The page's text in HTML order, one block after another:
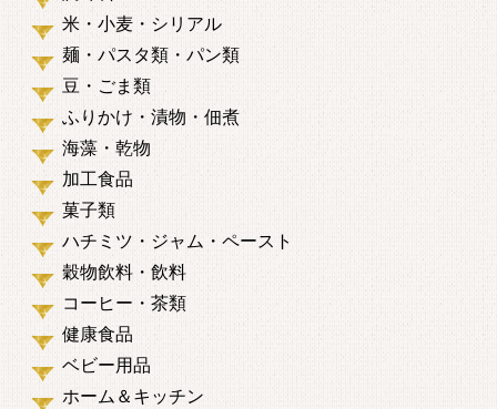
米・小麦・シリアル
麺・パスタ類・パン類
豆・ごま類
ふりかけ・漬物・佃煮
海藻・乾物
加工食品
菓子類
ハチミツ・ジャム・ペースト
穀物飲料・飲料
コーヒー・茶類
健康食品
ベビー用品
ホーム＆キッチン